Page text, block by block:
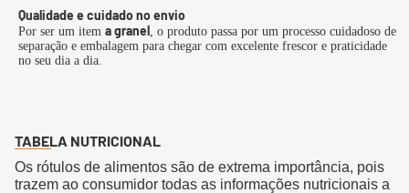
Qualidade e cuidado no envio
Por ser um item a granel, o produto passa por um processo cuidadoso de
separação e embalagem para chegar com excelente frescor e praticidade
no seu dia a dia.
TABELA NUTRICIONAL
Os rótulos de alimentos são de extrema importância, pois
trazem ao consumidor todas as informações nutricionais a